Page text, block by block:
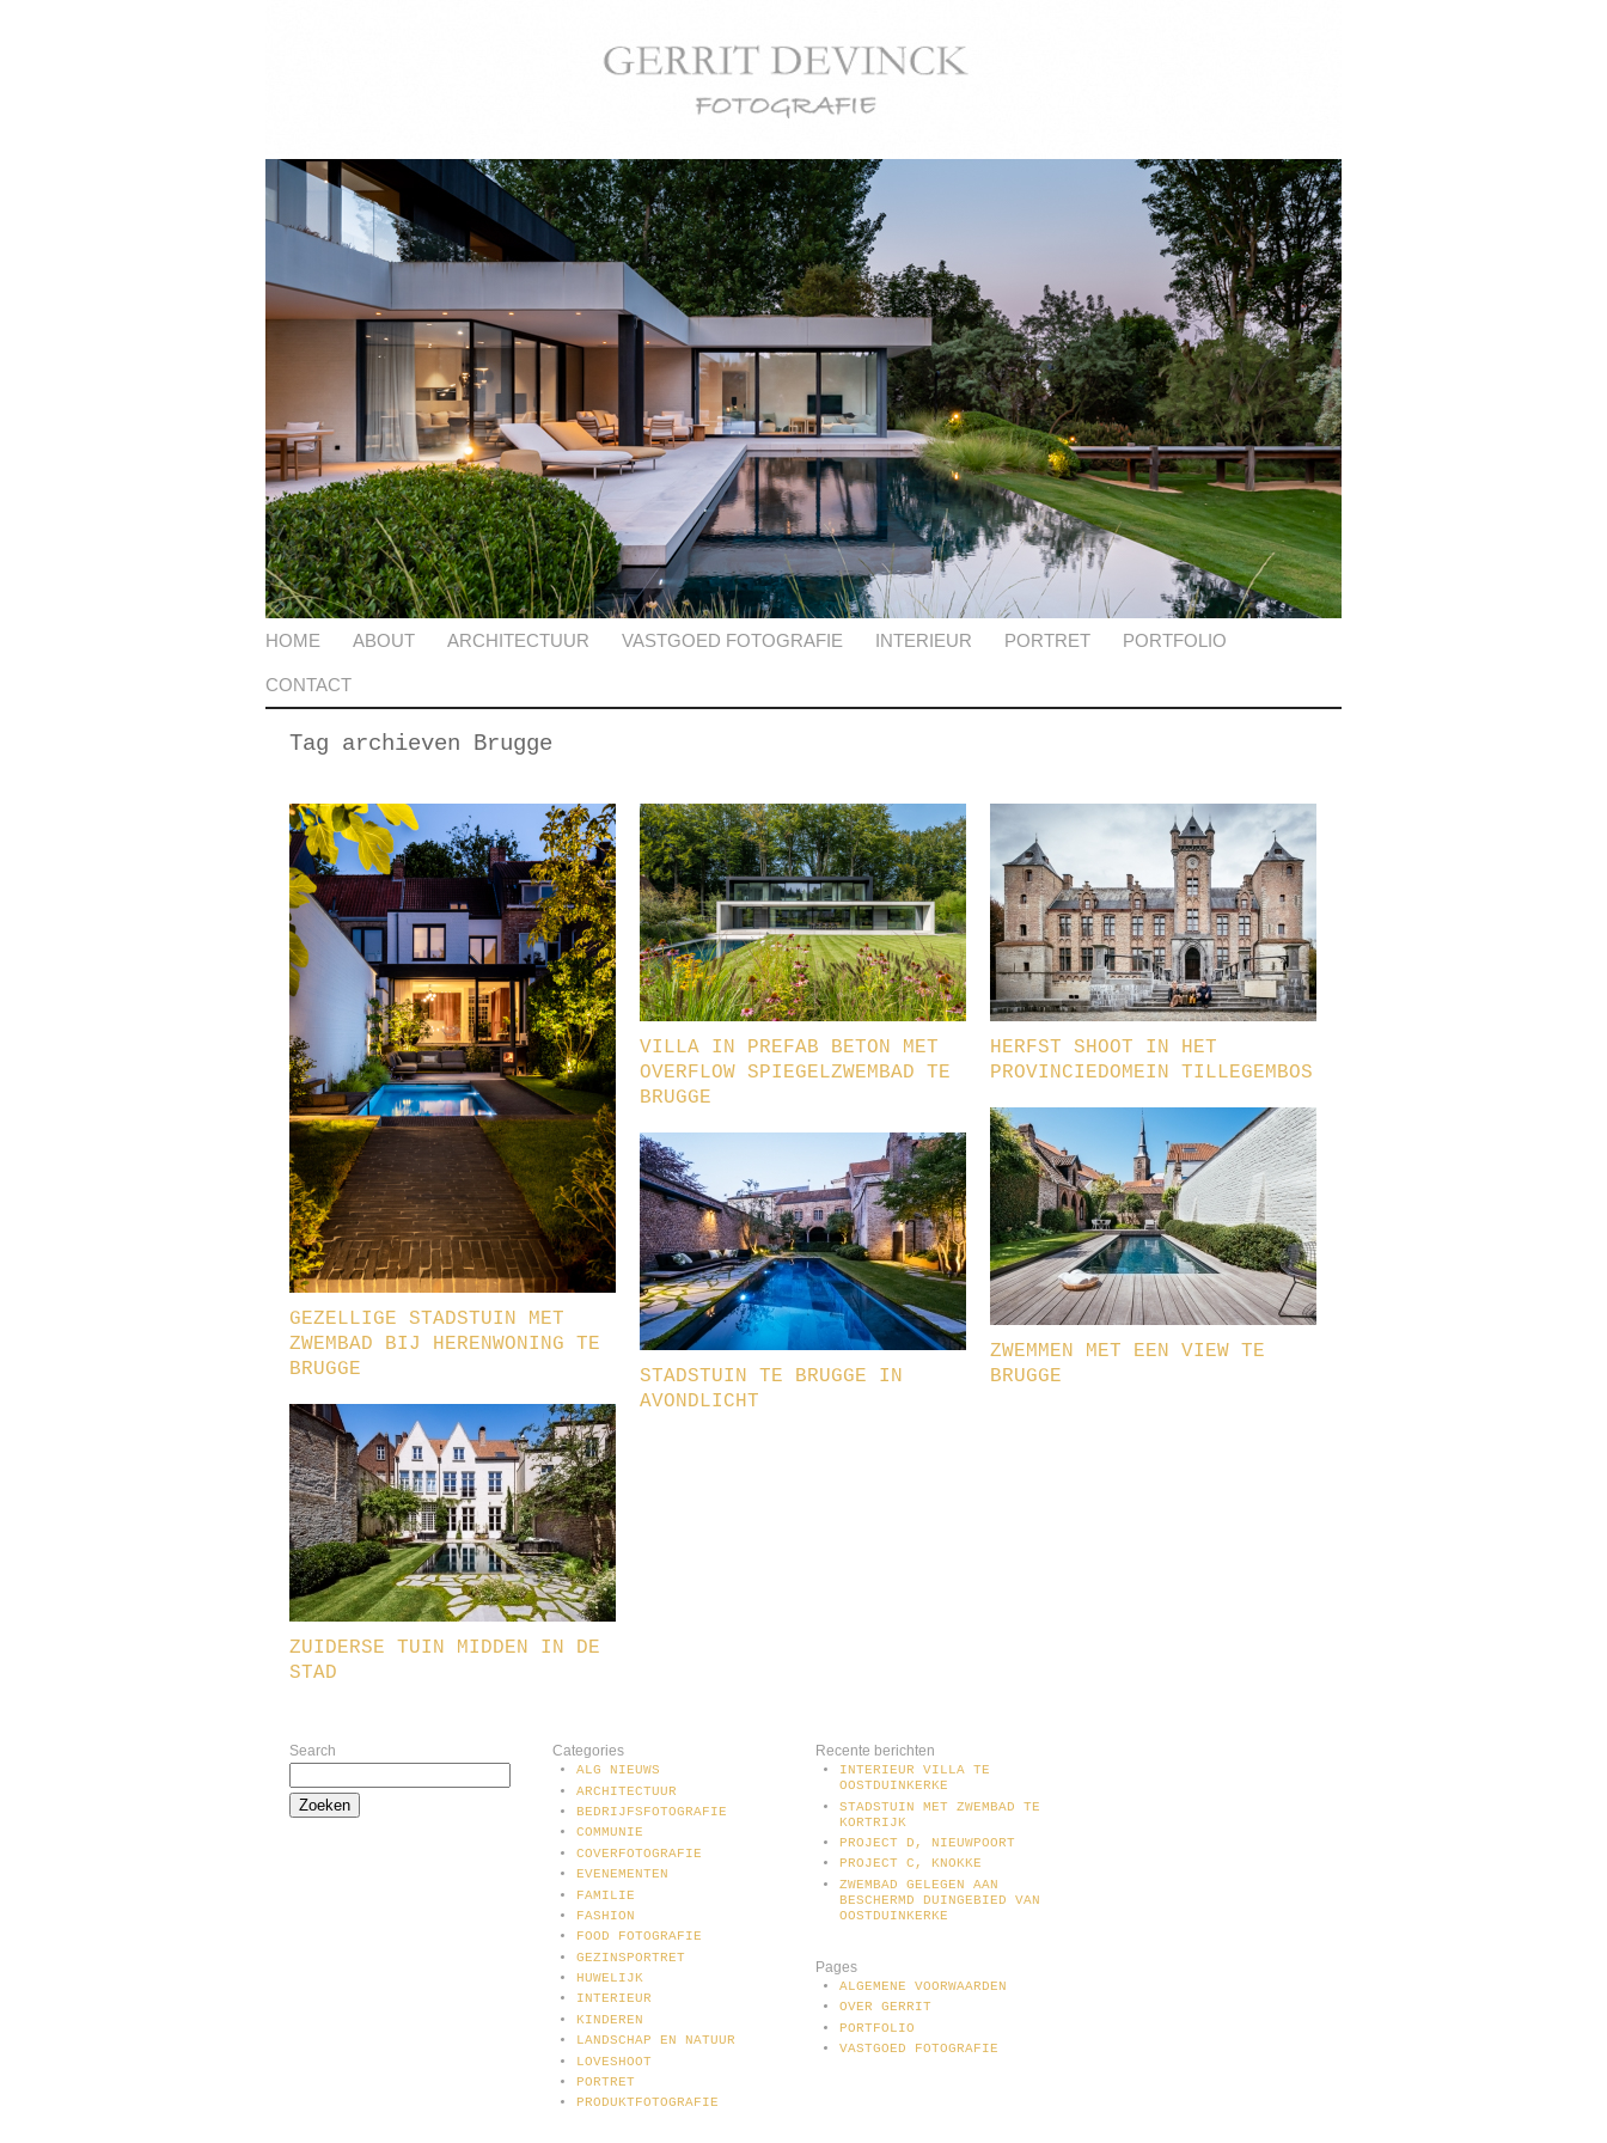
HOME ABOUT ARCHITECTUUR VASTGOED FOTOGRAFIE INTERIEUR PORTRET PORTFOLIO
CONTACT
Tag archieven Brugge
GEZELLIGE STADSTUIN MET
ZWEMBAD BIJ HERENWONING TE
BRUGGE
VILLA IN PREFAB BETON MET
OVERFLOW SPIEGELZWEMBAD TE
BRUGGE
HERFST SHOOT IN HET
PROVINCIEDOMEIN TILLEGEMBOS
ZWEMMEN MET EEN VIEW TE
BRUGGE
STADSTUIN TE BRUGGE IN
AVONDLICHT
ZUIDERSE TUIN MIDDEN IN DE
STAD
Search
naar:
Categories
ALG NIEUWS
ARCHITECTUUR
BEDRIJFSFOTOGRAFIE
COMMUNIE
COVERFOTOGRAFIE
EVENEMENTEN
FAMILIE
FASHION
FOOD FOTOGRAFIE
GEZINSPORTRET
HUWELIJK
INTERIEUR
KINDEREN
LANDSCHAP EN NATUUR
LOVESHOOT
PORTRET
PRODUKTFOTOGRAFIE
Recente berichten
INTERIEUR VILLA TE
OOSTDUINKERKE
STADSTUIN MET ZWEMBAD TE
KORTRIJK
PROJECT D, NIEUWPOORT
PROJECT C, KNOKKE
ZWEMBAD GELEGEN AAN
BESCHERMD DUINGEBIED VAN
OOSTDUINKERKE
Pages
ALGEMENE VOORWAARDEN
OVER GERRIT
PORTFOLIO
VASTGOED FOTOGRAFIE